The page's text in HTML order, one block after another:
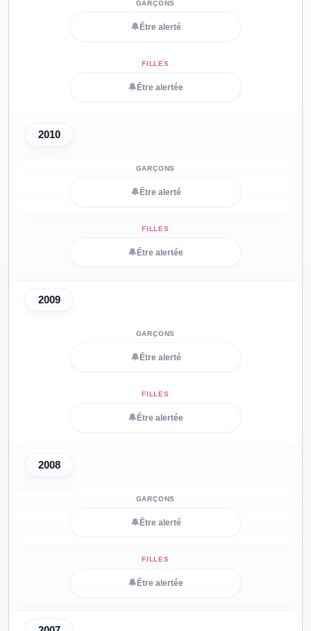
🔔 Être alerté
🔔 Être alertée
2010
🔔 Être alerté
🔔 Être alertée
2009
🔔 Être alerté
🔔 Être alertée
2008
🔔 Être alerté
🔔 Être alertée